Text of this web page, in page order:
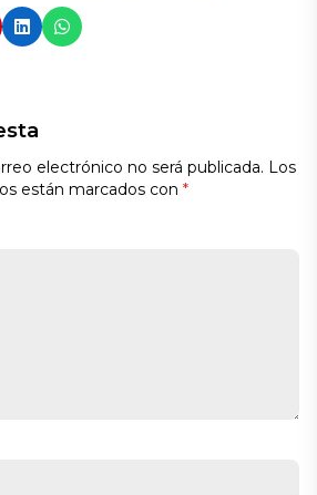
electrónico no será publicada. Los
están marcados con *